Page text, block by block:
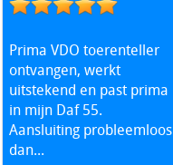
Prima VDO toerenteller
ontvangen, werkt
uitstekend en past prima
in mijn Daf 55.
Aansluiting probleemloos
dan...